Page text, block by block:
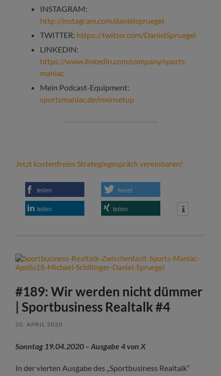
INSTAGRAM:
http://instagram.com/danielspruegel
TWITTER: https://twitter.com/DanielSpruegel
LINKEDIN:
https://www.linkedin.com/company/sports-
maniac
Mein Podcast-Equipment:
sportsmaniac.de/meinsetup
Jetzt kostenfreies Strategiegespräch vereinbaren!
teilen tweet
teilen teilen
#189: Wir werden nicht dümmer
| Sportbusiness Realtalk #4
20. APRIL 2020
Sonntag 19.04.2020 – Ausgabe 4 von X
In der vierten Ausgabe des „Sportbusiness Realtalk“